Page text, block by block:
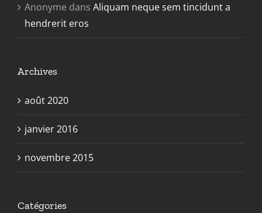
Anonyme dans Aliquam neque sem tincidunt a
hendrerit eros
Archives
août 2020
janvier 2016
novembre 2015
Catégories